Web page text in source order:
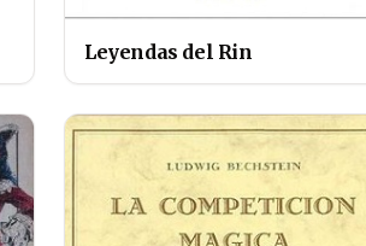
Leyendas del Rin